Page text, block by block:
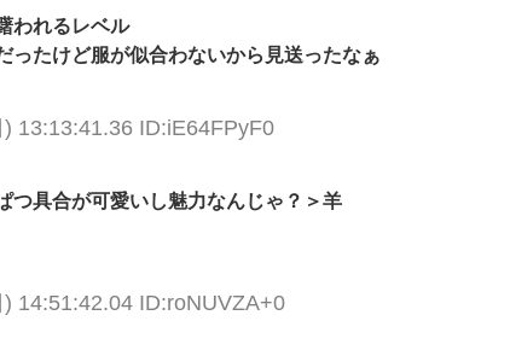
われるレベル
ったけど服が似合わないから見送ったなぁ
13:13:41.36 ID:iE64FPyF0
つ具合が可愛いし魅力なんじゃ？＞羊
14:51:42.04 ID:roNUVZA+0